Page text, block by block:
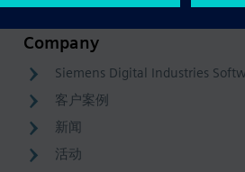
Company
Siemens Digital Industries
客户案例
新闻
活动